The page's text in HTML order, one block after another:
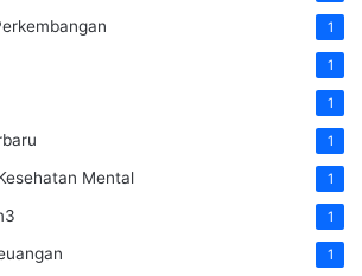
1
1
1
1
Mental 1
1
1